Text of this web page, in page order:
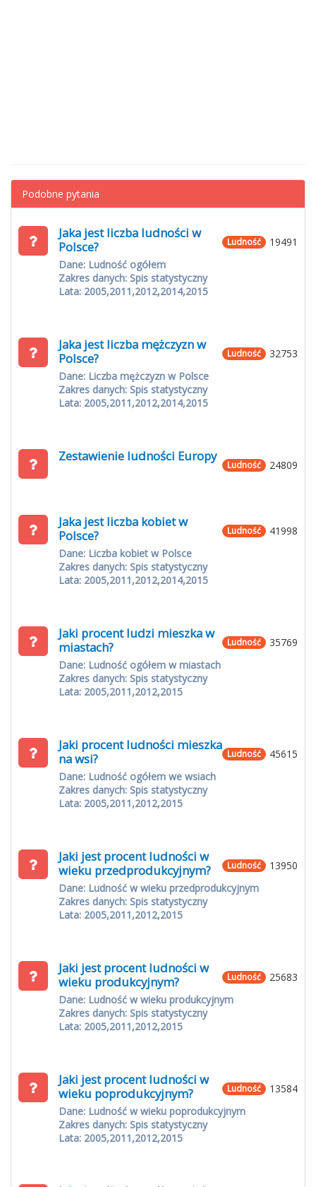
Podobne pytania
19491
Ludność
Jaka jest liczba ludności w
Polsce?
Dane: Ludność ogółem
Zakres danych: Spis statystyczny
Lata: 2005,2011,2012,2014,2015
32753
Ludność
Jaka jest liczba mężczyzn w
Polsce?
Dane: Liczba mężczyzn w Polsce
Zakres danych: Spis statystyczny
Lata: 2005,2011,2012,2014,2015
24809
Ludność
Zestawienie ludności Europy
41998
Ludność
Jaka jest liczba kobiet w
Polsce?
Dane: Liczba kobiet w Polsce
Zakres danych: Spis statystyczny
Lata: 2005,2011,2012,2014,2015
35769
Ludność
Jaki procent ludzi mieszka w
miastach?
Dane: Ludność ogółem w miastach
Zakres danych: Spis statystyczny
Lata: 2005,2011,2012,2015
45615
Ludność
Jaki procent ludności mieszka
na wsi?
Dane: Ludność ogółem we wsiach
Zakres danych: Spis statystyczny
Lata: 2005,2011,2012,2015
13950
Ludność
Jaki jest procent ludności w
wieku przedprodukcyjnym?
Dane: Ludność w wieku przedprodukcyjnym
Zakres danych: Spis statystyczny
Lata: 2005,2011,2012,2015
25683
Ludność
Jaki jest procent ludności w
wieku produkcyjnym?
Dane: Ludność w wieku produkcyjnym
Zakres danych: Spis statystyczny
Lata: 2005,2011,2012,2015
13584
Ludność
Jaki jest procent ludności w
wieku poprodukcyjnym?
Dane: Ludność w wieku poprodukcyjnym
Zakres danych: Spis statystyczny
Lata: 2005,2011,2012,2015